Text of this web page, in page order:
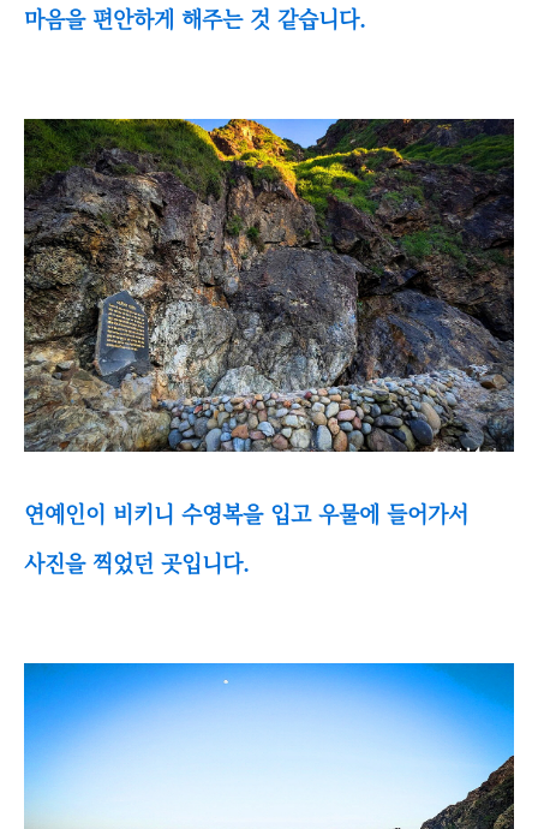
마음을 편안하게 해주는 것 같습니다.
연예인이 비키니 수영복을 입고 우물에 들어가서
사진을 찍었던 곳입니다.